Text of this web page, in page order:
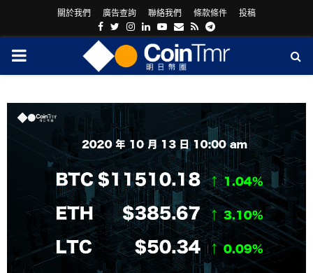
關於我們 廣告查詢 聯絡我們 條款條件 投稿
Facebook
Twitter
Instagram
LinkedinYoutube
Email
RssTelegram
PRIMARY